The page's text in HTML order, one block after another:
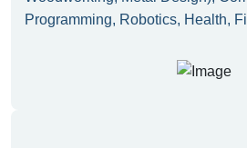
Programming, Robotics, Health,